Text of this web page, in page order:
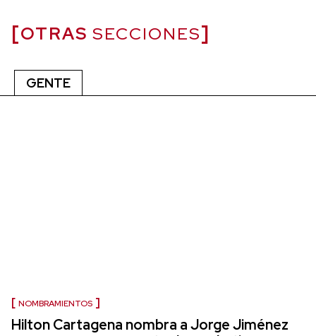
OTRAS SECCIONES
GENTE
NOMBRAMIENTOS
Hilton Cartagena nombra a Jorge Jiménez